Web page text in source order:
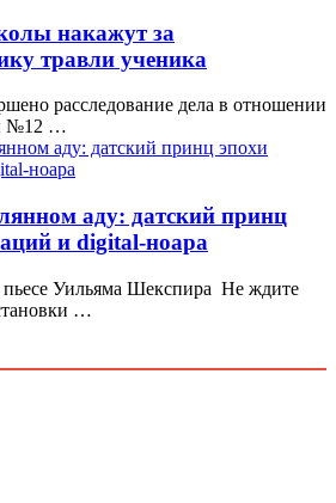
накажут за
травли ученика
расследование дела в отношении
№12 …
аду: датский принц
и digital-ноара
пьесе Уильяма Шекспира Не ждите
…